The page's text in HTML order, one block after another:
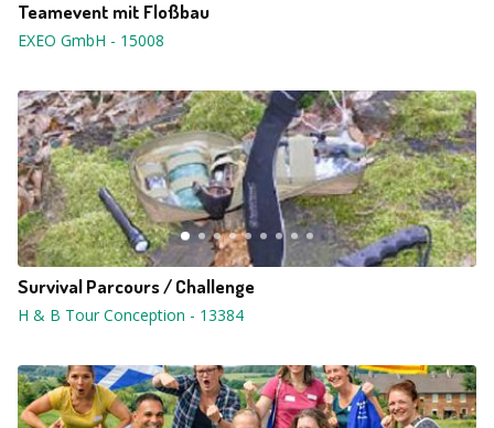
Teamevent mit Floßbau
EXEO GmbH - 15008
Survival Parcours / Challenge
H & B Tour Conception - 13384